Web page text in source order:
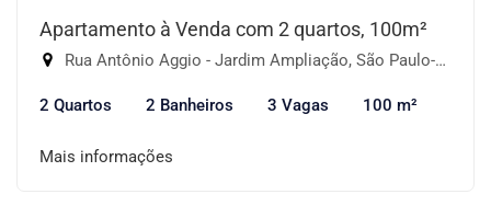
Apartamento à Venda com 2 quartos, 100m²
Rua Antônio Aggio - Jardim Ampliação, São Paulo-SP
2 Quartos 2 Banheiros 3 Vagas 100 m²
Mais informações